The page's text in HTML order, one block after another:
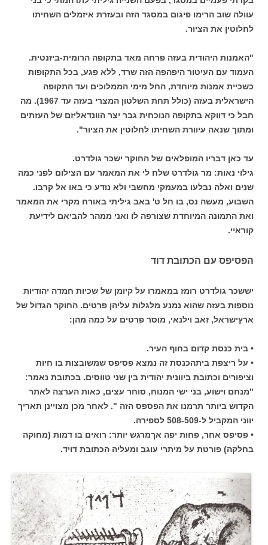
עוולה שוב הרימו פיגום במסגד הזה ובעזרת איזמלים השחיתו
לחלוטין את הציור.
"האמנות היהודית בעזה פרחה מאד בתקופה הרומית-ביזנטית.
העמוד עם העיטור היפהפה הזה שרד, ללא פגע, בכל התקופות
כשכיית אמנות מיוחדת, החל מימי הממלוכים ועד התקופה
הישראלית בעזה (כולל תחת השלטון המצרי בעזה עד 1967). מה
חבל כי דווקא בתקופה הנוכחית גבר יצר הוונדאליזם של העזתים
ומתוך שנאה עיוורת השחיתו לחלוטין את הציור".
עד כאן דבריו המופלאים של החוקר ישכר גולדרט.
גילוי נאות: מר גולדרט שלח לי את המאמר עם הצילום לפני כמה
שנים ואלה נבלעו במעמקי מחשבי ולא נודע כי באו אל קרבו.
השבוע, מעשה נס, בו חל ט' באב גיליתי באורח מקרי את המאמר
ואת התמונה המיוחדת שצורפה לו ואני ממהר להביאם לידיעת
קוראיי.
הפסיפס עם הכתובת דוד
יששכר גולדרט רומז במאמרו על קיומן של שכיות חמדה יהודיות
נוספות בעזה שהוא נמנע מלגלות עליהן פרטים. החוקר הגדול של
ארץישראל, זאב וילנאי, מוסר פרטים על כמה מהן:
• בית כנסת קדום בחוף העיר.
• על ריצפת ביתהכנסת זה נמצא פסיפס שמשובצות בו חיות
וציפורים וכתובת ביוונית יהודית בין שני טווסים. בכתובת נאמר:
"מנחם וישוע, בני ישי המנוח, סוחר עצים, כאות הערצה לאתר
הקדוש ביותר תרמנו את הפספס הזה ". לאחר מכן מצויינן תאריך
יווני המקביל ל-508-509 לספירה.
• פסיפס אחר, פחות יפה אךמרגש יותר: רואים בו דמות (מחוקה
בחלקה) פורטת על מיתרי עוגב ומעליה הכתובת דויד.